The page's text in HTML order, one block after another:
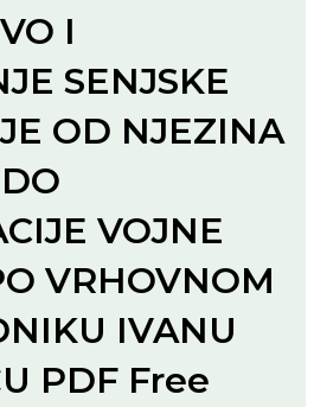
I
SENJSKE
OD NJEZINA
VOJNE
VRHOVNOM
IVANU
PDF Free